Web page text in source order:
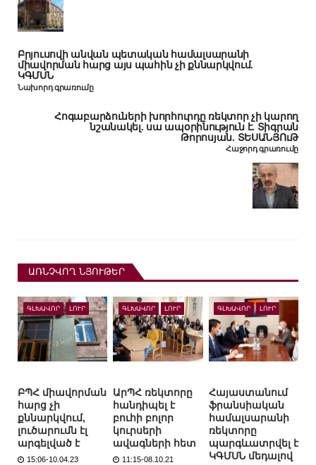
Բրյուսովի անվան պետական համալսարանի
միավորման հարց այս պահին չի քննարկվում.
ԿԳՄՍՆ
Նախորդ գրառումը
Հոգաբարձուների խորհուրդը ռեկտոր չի կարող
նշանակել. սա ապօրինություն է. Տիգրան
Թորոսյան. ՏԵՍԱՆՅՈւԹ
Հաջորդ գրառումը
ԱՌՆՉՎՈՂ ՆՅՈՒԹԵՐ
ԳԼԽԱՎՈՐ ԼՈՒՐ
ԲՊՀ միավորման
հարց չի
քննարկվում,
լուծարումն էլ
արգելված է
15:06-10.04.23
ԳԼԽԱՎՈՐ ԼՈՒՐ
ԱրՊՀ ռեկտորը
հանդիպել է
բուհի բոլոր
կուրսերի
ավագների հետ
11:15-08.10.21
ԳԼԽԱՎՈՐ ԼՈՒՐ
Հայաստանում
ֆրանսիական
համալսարանի
ռեկտորը
պարգևատրվել է
ԿԳՄՍՆ մեդալով